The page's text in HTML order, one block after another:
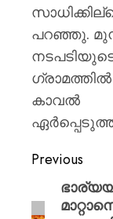
പറഞ്ഞു.
കാവല്‍
Previous